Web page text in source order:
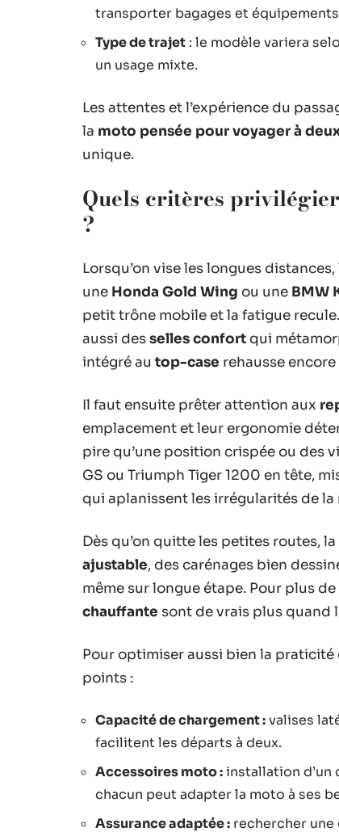
transporter bagages et équipements
Type de trajet : le modèle variera
un usage mixte.
Les attentes et l’expérience du
la moto pensée pour voyager à
unique.
Quels critères
?
Lorsqu’on vise les longues distances,
une Honda Gold Wing ou une BMW
petit trône mobile et la fatigue
aussi desselles confort qui
intégré au top-case rehausse
Il faut ensuite prêter attention aux
emplacement et leur ergonomie
pire qu’une position crispée ou des
GS ou Triumph Tiger 1200 en tête,
qui aplanissent les irrégularités de la
Dès qu’on quitte les petites routes, la
ajustable, des carénages bien
même sur longue étape. Pour plus
chauffante sont de vrais plus quand
Pour optimiser aussi bien la
points :
Capacité de chargement :valises
facilitent les départs à deux.
Accessoires moto :installation d’un
chacun peut adapter la moto à ses
Assurance adaptée : rechercher